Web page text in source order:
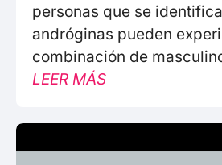
personas que se
andróginas pueden
combinación de
LEER MÁS